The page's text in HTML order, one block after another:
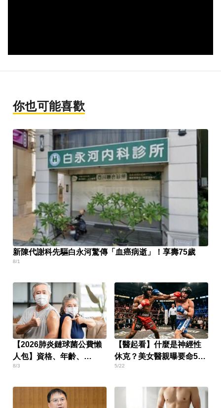
你也可能喜歡
新陳代謝科先驅白永河驚傳「血癌病逝」！享壽75歲
8/1
【2026肺炎鏈球菌公費懶
人包】資格、年齡、
PCV20／PCV21疫苗、接
8/3
【醫起看】什麼是神經性
休克？美女醫親曝要命5大
警訊
5/22